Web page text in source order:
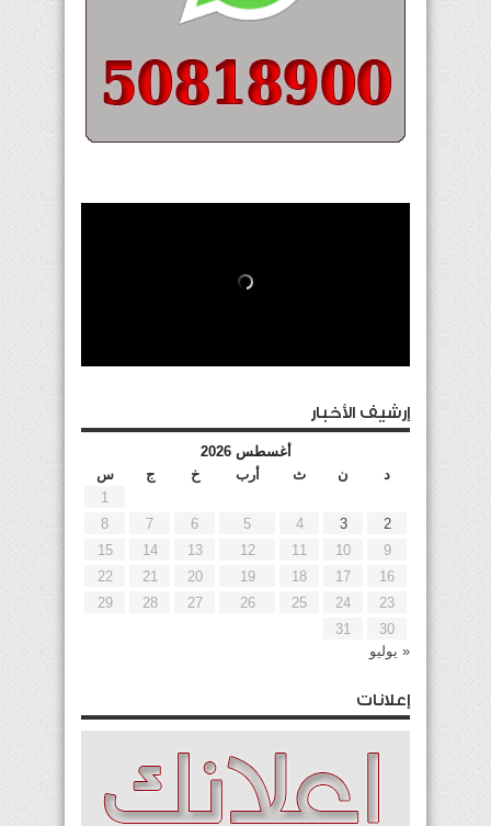
إرشيف الأخبار
أغسطس 2026
د
ن ث أرب خ ج
س
1
2
3
4
5
6
7
8
9
10
11
12
13
14
15
16
17
18
19
20
21
22
23
24
25
26
27
28
29
30
31
« يوليو
إعلانات